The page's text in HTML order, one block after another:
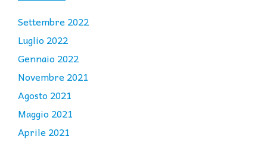
Settembre 2022
Luglio 2022
Gennaio 2022
Novembre 2021
Agosto 2021
Maggio 2021
Aprile 2021